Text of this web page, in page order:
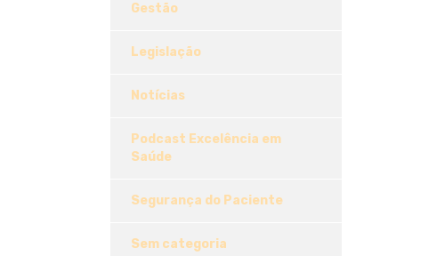
Gestão
Legislação
Notícias
Podcast Excelência em
Saúde
Segurança do Paciente
Sem categoria